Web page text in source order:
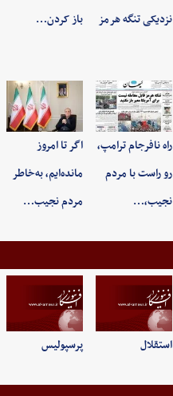
نزدیکی تنگه هرمز
باز کردن…
راه نافرجام ترامپ،
رو راست با مردم
نجیب،…
اگر تا امروز
مانده‌ایم، به‌خاطر
مردم نجیب…
استقلال پرسپولیس